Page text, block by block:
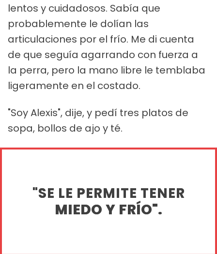
lentos y cuidadosos. Sabía que
probablemente le dolían las
articulaciones por el frío. Me di cuenta
de que seguía agarrando con fuerza a
la perra, pero la mano libre le temblaba
ligeramente en el costado.
"Soy Alexis", dije, y pedí tres platos de
sopa, bollos de ajo y té.
"SE LE PERMITE TENER
MIEDO Y FRÍO".